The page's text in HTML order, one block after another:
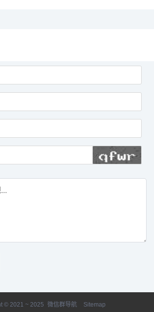
© 2021 ~ 2025 微信群导航 Sitemap